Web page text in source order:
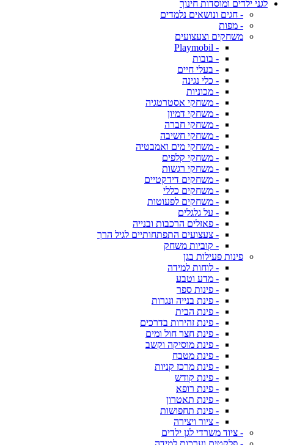
לגני ילדים ומוסדות חינוך
- חגים ונושאים נלמדים
- מפות
משחקים וצעצועים
- Playmobil
- בובות
- בעלי חיים
- כלי נגינה
- מכוניות
- משחקי אסטרטגיה
- משחקי דמיון
- משחקי חברה
- משחקי חשיבה
- משחקי מים ואמבטיה
- משחקי קלפים
- משחקי רגשות
- משחקים דידקטיים
- משחקים כללי
- משחקים לפעוטות
- על גלגלים
- פאזלים הרכבות ובנייה
- צעצועים התפתחותיים לגיל הרך
- קוביות משחק
פינות פעילות בגן
- לוחות למידה
- מדע וטבע
- פינות ספר
- פינת בנייה ונגרות
- פינת הבית
- פינת זהירות בדרכים
- פינת חצר חול ומים
- פינת מוסיקה וקשב
- פינת מטבח
- פינת מרכז קניות
- פינת קודש
- פינת רופא
- פינת תאטרון
- פינת תחפושות
- ציור ויצירה
- ציוד משרדי לגן ילדים